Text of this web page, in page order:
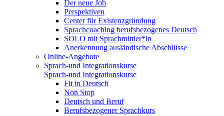
Der neue Job
Perspektiven
Center für Existenzgründung
Sprachcoaching berufsbezogenes Deutsch
SOLO mit Sprachmittler*in
Anerkennung ausländische Abschlüsse
Online-Angebote
Sprach-und Integrationskurse
Sprach-und Integrationskurse
Fit in Deutsch
Non Stop
Deutsch und Beruf
Berufsbezogener Sprachkurs